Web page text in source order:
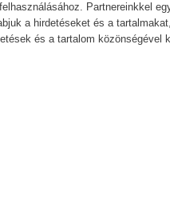
Egészséges
-...
Anthony William
Partnereinkkel
a hirdetéseket és a
és a tartalom közönségével